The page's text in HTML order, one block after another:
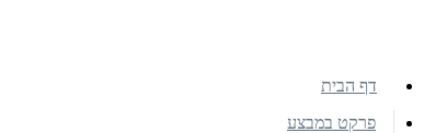
דף הבית
פרקט במבצע